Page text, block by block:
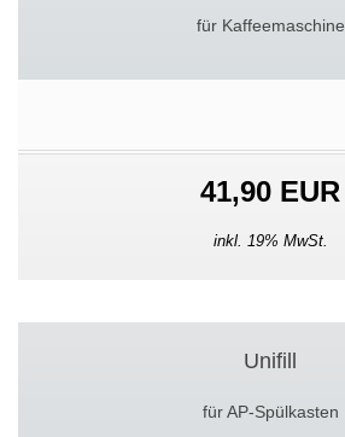
für Kaffeemaschine
41,90 EUR
inkl. 19% MwSt.
Unifill
für AP-Spülkasten